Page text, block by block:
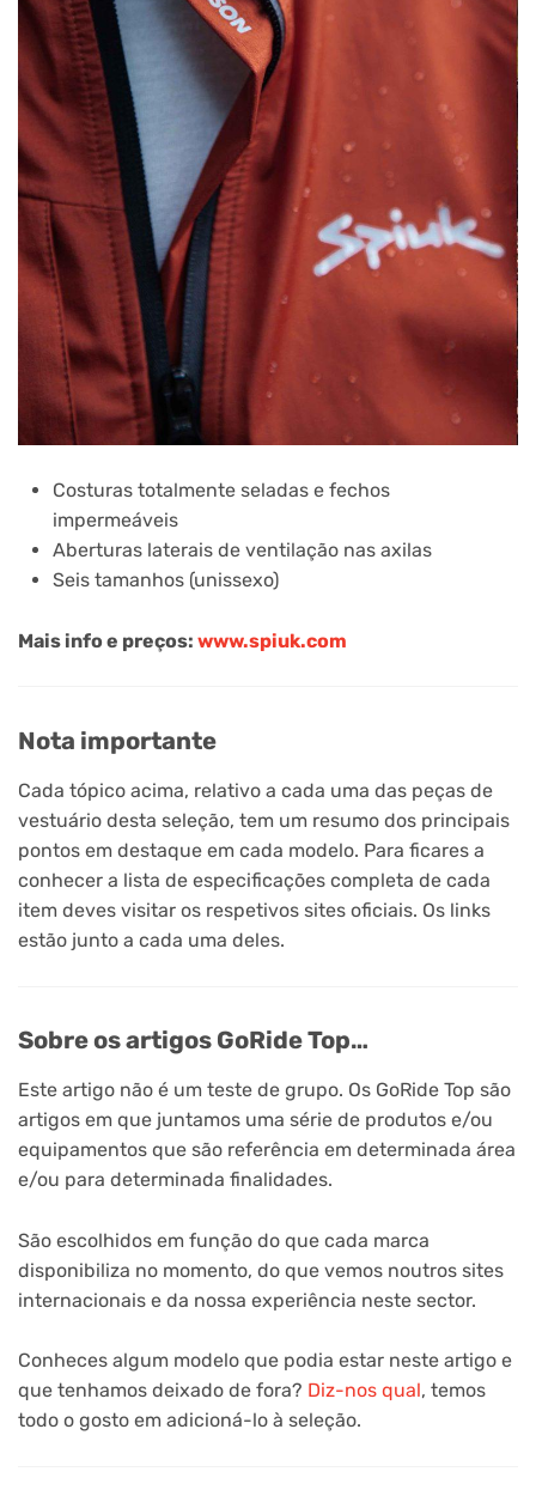
Costuras totalmente seladas e fechos
impermeáveis
Aberturas laterais de ventilação nas axilas
Seis tamanhos (unissexo)
Mais info e preços: www.spiuk.com
Nota importante
Cada tópico acima, relativo a cada uma das peças de
vestuário desta seleção, tem um resumo dos principais
pontos em destaque em cada modelo. Para ficares a
conhecer a lista de especificações completa de cada
item deves visitar os respetivos sites oficiais. Os links
estão junto a cada uma deles.
Sobre os artigos GoRide Top…
Este artigo não é um teste de grupo. Os GoRide Top são
artigos em que juntamos uma série de produtos e/ou
equipamentos que são referência em determinada área
e/ou para determinada finalidades.
São escolhidos em função do que cada marca
disponibiliza no momento, do que vemos noutros sites
internacionais e da nossa experiência neste sector.
Conheces algum modelo que podia estar neste artigo e
que tenhamos deixado de fora? Diz-nos qual, temos
todo o gosto em adicioná-lo à seleção.